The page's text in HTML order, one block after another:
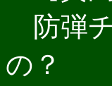
防弾
の？